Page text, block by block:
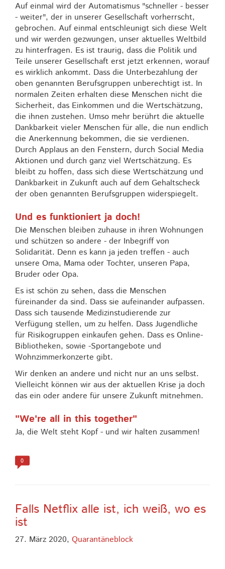
Auf einmal wird der Automatismus "schneller - besser
- weiter", der in unserer Gesellschaft vorherrscht,
gebrochen. Auf einmal entschleunigt sich diese Welt
und wir werden gezwungen, unser aktuelles Weltbild
zu hinterfragen. Es ist traurig, dass die Politik und
Teile unserer Gesellschaft erst jetzt erkennen, worauf
es wirklich ankommt. Dass die Unterbezahlung der
oben genannten Berufsgruppen unberechtigt ist. In
normalen Zeiten erhalten diese Menschen nicht die
Sicherheit, das Einkommen und die Wertschätzung,
die ihnen zustehen. Umso mehr berührt die aktuelle
Dankbarkeit vieler Menschen für alle, die nun endlich
die Anerkennung bekommen, die sie verdienen.
Durch Applaus an den Fenstern, durch Social Media
Aktionen und durch ganz viel Wertschätzung. Es
bleibt zu hoffen, dass sich diese Wertschätzung und
Dankbarkeit in Zukunft auch auf dem Gehaltscheck
der oben genannten Berufsgruppen widerspiegelt.
Und es funktioniert ja doch!
Die Menschen bleiben zuhause in ihren Wohnungen
und schützen so andere - der Inbegriff von
Solidarität. Denn es kann ja jeden treffen - auch
unsere Oma, Mama oder Tochter, unseren Papa,
Bruder oder Opa.
Es ist schön zu sehen, dass die Menschen
füreinander da sind. Dass sie aufeinander aufpassen.
Dass sich tausende Medizinstudierende zur
Verfügung stellen, um zu helfen. Dass Jugendliche
für Risikogruppen einkaufen gehen. Dass es Online-
Bibliotheken, sowie -Sportangebote und
Wohnzimmerkonzerte gibt.
Wir denken an andere und nicht nur an uns selbst.
Vielleicht können wir aus der aktuellen Krise ja doch
das ein oder andere für unsere Zukunft mitnehmen.
"We're all in this together"
Ja, die Welt steht Kopf - und wir halten zusammen!
0
Falls Netflix alle ist, ich weiß, wo es
ist
27. März 2020, Quarantäneblock